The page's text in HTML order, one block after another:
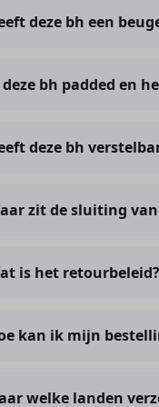
deze bh een
bh padded en
deze bh
zit de sluiting van
is het
je de verkeerde maat
je liever je geld terug?
kan ik mijn
welke landen